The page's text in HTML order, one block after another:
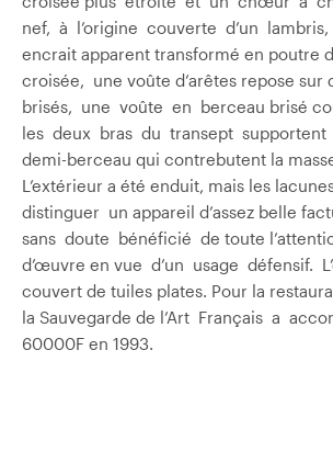
nef, à l’origine couverte d’un
encrait apparent transformé en poutre
croisée, une voûte d’arêtes repose sur
brisés, une voûte en berceau brisé
les deux bras du transept supportent
demi-berceau qui contrebutent la
L’extérieur a été enduit, mais les
distinguer un appareil d’assez belle
sans doute bénéficié de toute
d’œuvre en vue d’un usage défensif.
couvert de tuiles plates. Pour la
la Sauvegarde de l’Art Français a
60000F en 1993.